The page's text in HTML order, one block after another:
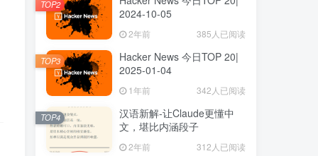
2024-10-05
2年前 385人已阅读
TOP2
Hacker News 今日TOP 20|
2025-01-04
1年前 342人已阅读
TOP3
汉语新解-让Claude更懂中
文，堪比内涵段子
2年前 312人已阅读
TOP4